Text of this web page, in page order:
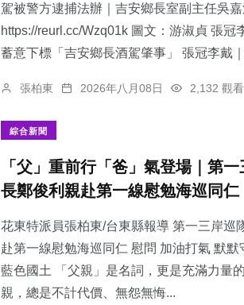
駕被警方逮捕法辦｜吉安鄉長室副主任吳嘉
https://reurl.cc/Wzq01k 圖文：游淑貞 張冠
蓄意下標「吉安鄉長酒駕肇事」 張冠李戴
張柏東 2026年八月08日 2,132 觀看
綜合新聞
「父」重前行「爸」氣登場｜第
長鄭俊利親赴第一線慰勉海巡同仁
花東特派員張柏東/台東縣報導 第一三岸巡
赴第一線慰勉海巡同仁 慰問 加油打氣 默默
藍色國土 「父親」是名詞，更是充滿力量
親，總是不計代價、無怨無悔...